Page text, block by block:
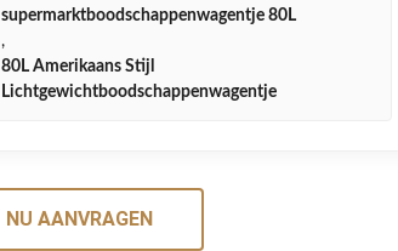
supermarktboodschappenwagentje 80L
,
80L Amerikaans Stijl
Lichtgewichtboodschappenwagentje
NU AANVRAGEN